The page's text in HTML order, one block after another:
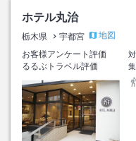
ホテル丸治
栃木県 宇都宮
地図
お客様アンケート評価
るるぶトラベル評価